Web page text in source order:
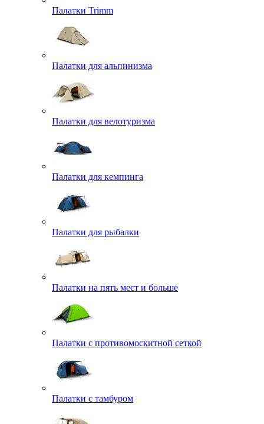
Палатки Trimm
Палатки для альпинизма
Палатки для велотуризма
Палатки для кемпинга
Палатки для рыбалки
Палатки на пять мест и больше
Палатки с противомоскитной сеткой
Палатки с тамбуром